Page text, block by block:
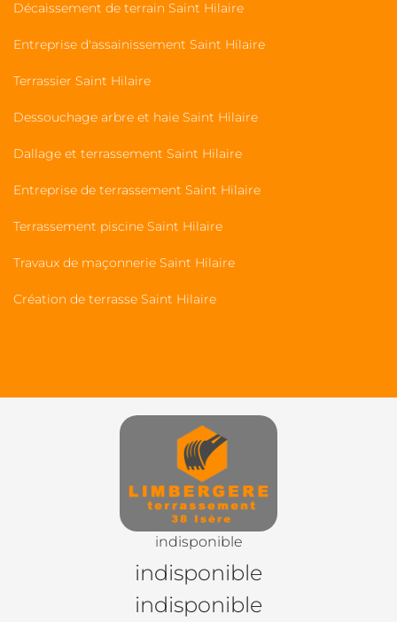
Décaissement de terrain Saint Hilaire
Entreprise d'assainissement Saint Hilaire
Terrassier Saint Hilaire
Dessouchage arbre et haie Saint Hilaire
Dallage et terrassement Saint Hilaire
Entreprise de terrassement Saint Hilaire
Terrassement piscine Saint Hilaire
Travaux de maçonnerie Saint Hilaire
Création de terrasse Saint Hilaire
indisponible
indisponible
indisponible